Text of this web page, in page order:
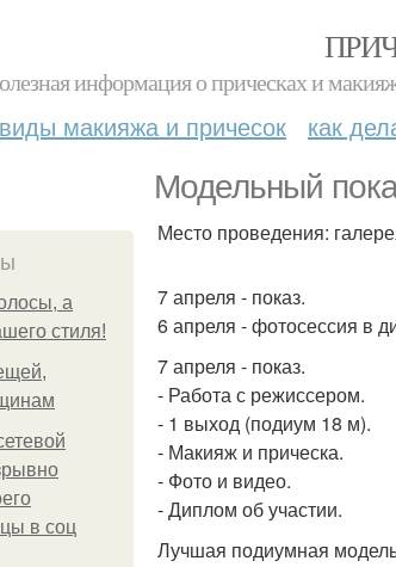
информация о прическах и
виды макияжа и причесок как
Модельный
а
стиля!
в соц
Место проведения:
7 апреля - показ.
6 апреля - фотосессия в
7 апреля - показ.
- Работа с режиссером.
- 1 выход (подиум 18 м).
- Макияж и прическа.
- Фото и видео.
- Диплом об участии.
Лучшая подиумная